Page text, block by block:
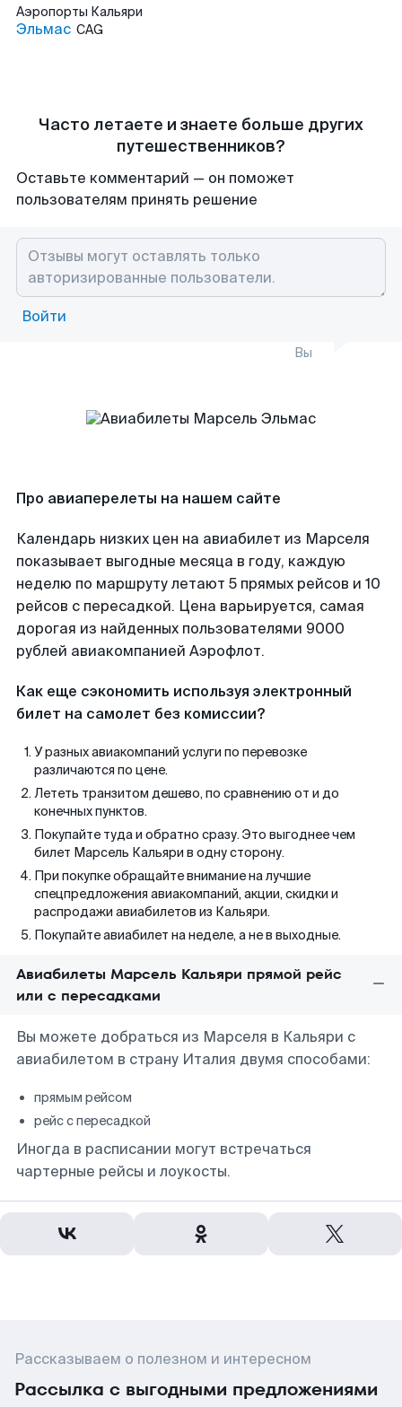
Аэропорты Кальяри
Эльмас CAG
Часто летаете и знаете больше других
путешественников?
Оставьте комментарий — он поможет
пользователям принять решение
Войти
Вы
Про авиаперелеты на нашем сайте
Календарь низких цен на авиабилет из Марселя
показывает выгодные месяца в году, каждую
неделю по маршруту летают 5 прямых рейсов и 10
рейсов с пересадкой. Цена варьируется, самая
дорогая из найденных пользователями 9000
рублей авиакомпанией Аэрофлот.
Как еще сэкономить используя электронный
билет на самолет без комиссии?
У разных авиакомпаний услуги по перевозке
различаются по цене.
Лететь транзитом дешево, по сравнению от и до
конечных пунктов.
Покупайте туда и обратно сразу. Это выгоднее чем
билет Марсель Кальяри в одну сторону.
При покупке обращайте внимание на лучшие
спецпредложения авиакомпаний, акции, скидки и
распродажи авиабилетов из Кальяри.
Покупайте авиабилет на неделе, а не в выходные.
Авиабилеты Марсель Кальяри прямой рейс
или с пересадками
Вы можете добраться из Марселя в Кальяри с
авиабилетом в страну Италия двумя способами:
прямым рейсом
рейс с пересадкой
Иногда в расписании могут встречаться
чартерные рейсы и лоукосты.
Рассказываем о полезном и интересном
Рассылка с выгодными предложениями